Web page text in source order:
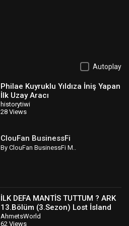
Autoplay
Philae Kuyruklu Yıldıza İniş Yapan
İlk Uzay Aracı
historytiwi
28 Views
ClouFan BusinessFi
By ClouFan BusinessFi M..
İLK DEFA MANTİS TUTTUM ? ARK
13.Bölüm (3.Sezon) Lost İsland
AhmetsWorld
62 Views